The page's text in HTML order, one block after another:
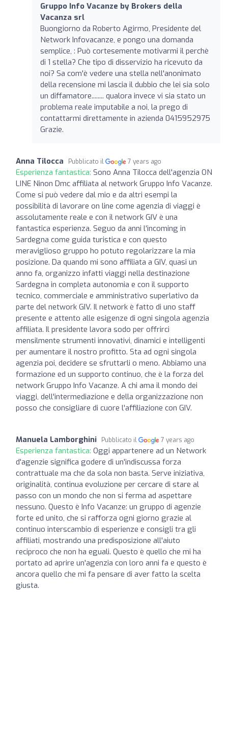
Gruppo Info Vacanze by Brokers della
Vacanza srl
Buongiorno da Roberto Agirmo, Presidente del
Network Infovacanze, e pongo una domanda
semplice, : Può cortesemente motivarmi il perchè
di 1 stella? Che tipo di disservizio ha ricevuto da
noi? Sa com'è vedere una stella nell'anonimato
della recensione mi lascia il dubbio che lei sia solo
un diffamatore........ qualora invece vi sia stato un
problema reale imputabile a noi, la prego di
contattarmi direttamente in azienda 0415952975
Grazie.
Anna Tilocca Pubblicato il 7 years ago
Esperienza fantastica: Sono Anna Tilocca dell'agenzia ON
LINE Ninon Dmc affiliata al network Gruppo Info Vacanze.
Come si può vedere dal mio e da altri esempi la
possibilità di lavorare on line come agenzia di viaggi è
assolutamente reale e con il network GIV è una
fantastica esperienza. Seguo da anni l'incoming in
Sardegna come guida turistica e con questo
meraviglioso gruppo ho potuto regolarizzare la mia
posizione. Da quando mi sono affiliata a GIV, quasi un
anno fa, organizzo infatti viaggi nella destinazione
Sardegna in completa autonomia e con il supporto
tecnico, commerciale e amministrativo superlativo da
parte del network GIV. Il network è fatto di uno staff
presente e attento alle esigenze di ogni singola agenzia
affiliata. Il presidente lavora sodo per offrirci
mensilmente strumenti innovativi, dinamici e intelligenti
per aumentare il nostro profitto. Sta ad ogni singola
agenzia poi, decidere se sfruttarli o meno. Abbiamo una
formazione ed un supporto continuo, che è la forza del
network Gruppo Info Vacanze. A chi ama il mondo dei
viaggi, dell'intermediazione e della organizzazione non
posso che consigliare di cuore l'affiliazione con GIV.
Manuela Lamborghini Pubblicato il 7 years ago
Esperienza fantastica: Oggi appartenere ad un Network
d'agenzie significa godere di un'indiscussa forza
contrattuale ma che da sola non basta. Serve iniziativa,
originalità, continua evoluzione per cercare di stare al
passo con un mondo che non si ferma ad aspettare
nessuno. Questo è Info Vacanze: un gruppo di agenzie
forte ed unito, che si rafforza ogni giorno grazie al
continuo interscambio di esperienze e consigli tra gli
affiliati, mostrando una predisposizione all'aiuto
reciproco che non ha eguali. Questo è quello che mi ha
portato ad aprire un'agenzia con loro anni fa e questo è
ancora quello che mi fa pensare di aver fatto la scelta
giusta.